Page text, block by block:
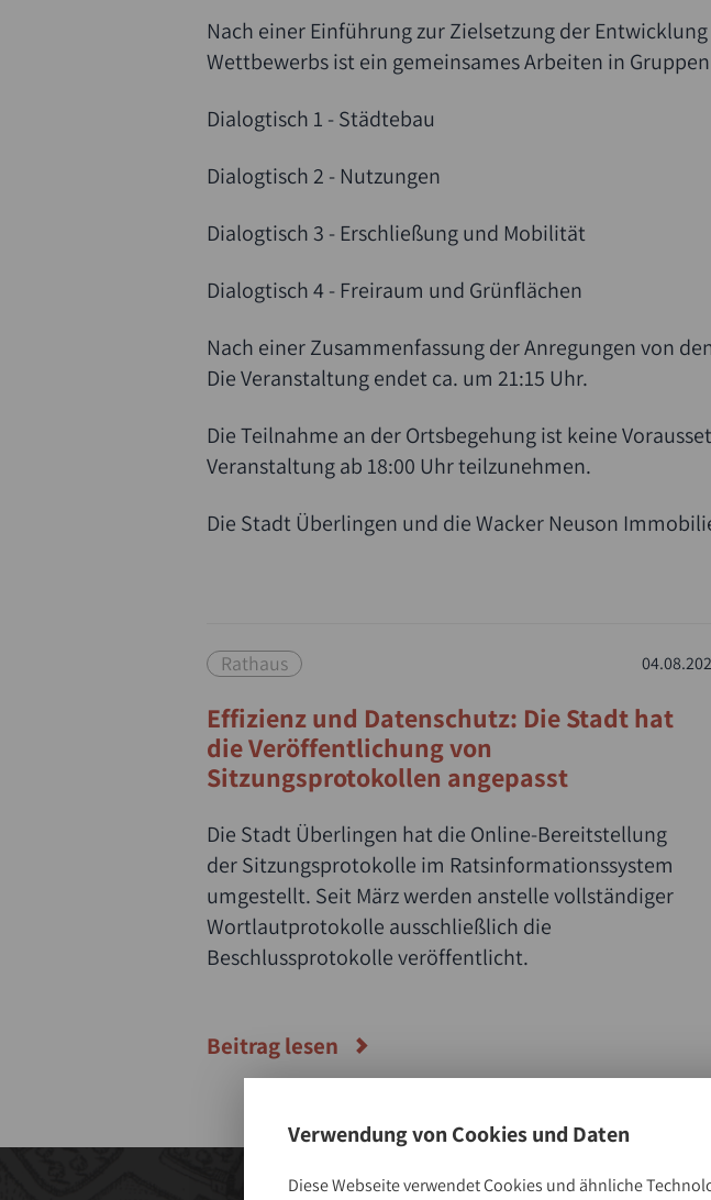
Nach einer Einführung zur Zielsetzung der
Wettbewerbs ist ein gemeinsames Arbeiten in
Dialogtisch 1 - Städtebau
Dialogtisch 2 - Nutzungen
Dialogtisch 3 - Erschließung und Mobilität
Dialogtisch 4 - Freiraum und Grünflächen
Nach einer Zusammenfassung der Anregungen von
Die Veranstaltung endet ca. um 21:15 Uhr.
Die Teilnahme an der Ortsbegehung ist keine
Veranstaltung ab 18:00 Uhr teilzunehmen.
Die Stadt Überlingen und die Wacker Neuson
Rathaus
Effizienz und Datenschutz: Die Stadt hat
die Veröffentlichung von
Sitzungsprotokollen angepasst
Die Stadt Überlingen hat die Online-Bereitstellung
der Sitzungsprotokolle im Ratsinformationssystem
umgestellt. Seit März werden anstelle vollständiger
Wortlautprotokolle ausschließlich die
Beschlussprotokolle veröffentlicht.
Beitrag lesen
Verwendung von Cookies und Daten
Diese Webseite verwendet Cookies und ähnliche